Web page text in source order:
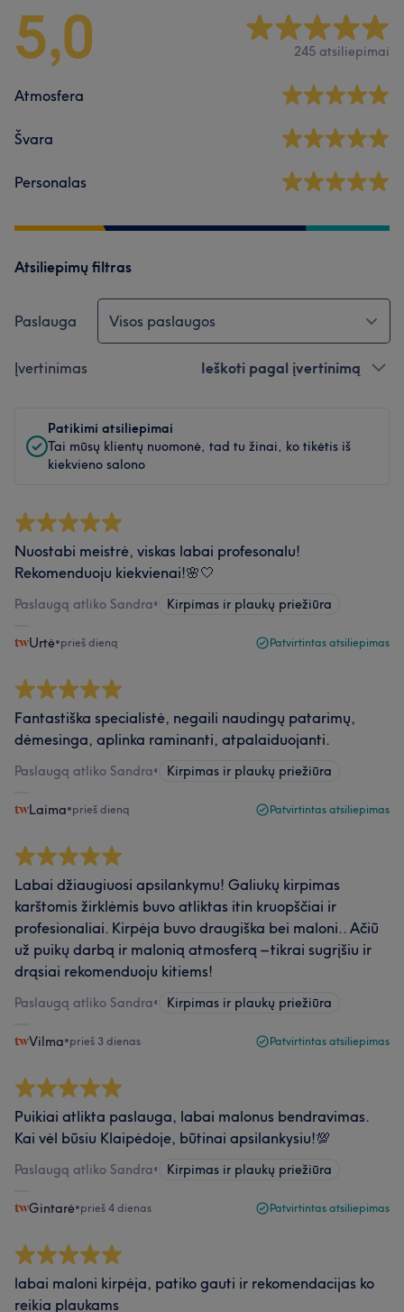
5,0 245 atsiliepimai
Atmosfera
Švara
Personalas
Atsiliepimų filtras
Paslauga Visos paslaugos
Įvertinimas Ieškoti pagal įvertinimą
Patikimi atsiliepimai
Tai mūsų klientų nuomonė, tad tu žinai, ko tikėtis iš
kiekvieno salono
Nuostabi meistrė, viskas labai profesonalu!
Rekomenduoju kiekvienai!🌸🤍
Paslaugą atliko Sandra• Kirpimas ir plaukų priežiūra
Urtė•prieš dieną Patvirtintas atsiliepimas
Fantastiška specialistė, negaili naudingų patarimų,
dėmesinga, aplinka raminanti, atpalaiduojanti.
Paslaugą atliko Sandra• Kirpimas ir plaukų priežiūra
Laima•prieš dieną Patvirtintas atsiliepimas
Labai džiaugiuosi apsilankymu! Galiukų kirpimas
karštomis žirklėmis buvo atliktas itin kruopščiai ir
profesionaliai. Kirpėja buvo draugiška bei maloni.. Ačiū
už puikų darbą ir malonią atmosferą – tikrai sugrįšiu ir
drąsiai rekomenduoju kitiems!
Paslaugą atliko Sandra• Kirpimas ir plaukų priežiūra
Vilma•prieš 3 dienas Patvirtintas atsiliepimas
Puikiai atlikta paslauga, labai malonus bendravimas.
Kai vėl būsiu Klaipėdoje, būtinai apsilankysiu!💯
Paslaugą atliko Sandra• Kirpimas ir plaukų priežiūra
Gintarė•prieš 4 dienas Patvirtintas atsiliepimas
labai maloni kirpėja, patiko gauti ir rekomendacijas ko
reikia plaukams